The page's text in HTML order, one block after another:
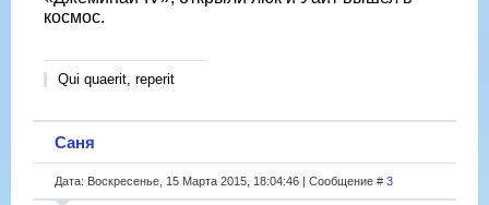
космос.
Qui quaerit, reperit
Саня
Дата: Воскресенье, 15 Марта 2015, 18:04:46 | Сообщение # 3